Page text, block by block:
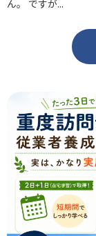
ん。 ですが...